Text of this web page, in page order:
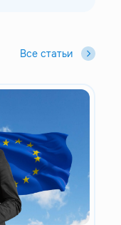
Все статьи